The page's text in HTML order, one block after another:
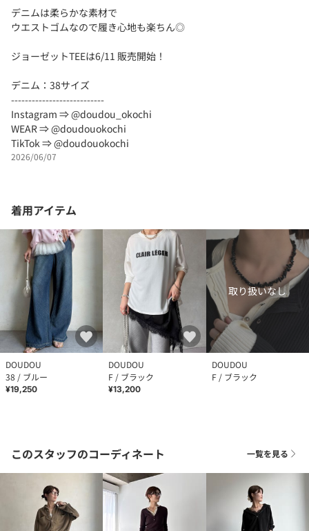
デニムは柔らかな素材で
ウエストゴムなので履き心地も楽ちん◎
ジョーゼットTEEは6/11 販売開始！
デニム：38サイズ
---------------------------
Instagram ⇒ @doudou_okochi
WEAR ⇒ @doudouokochi
TikTok ⇒ @doudouokochi
2026/06/07
着用アイテム
DOUDOU
38 / ブルー
¥19,250
DOUDOU
F / ブラック
¥13,200
取り扱いなし
DOUDOU
F / ブラック
このスタッフのコーディネート 一覧を見る